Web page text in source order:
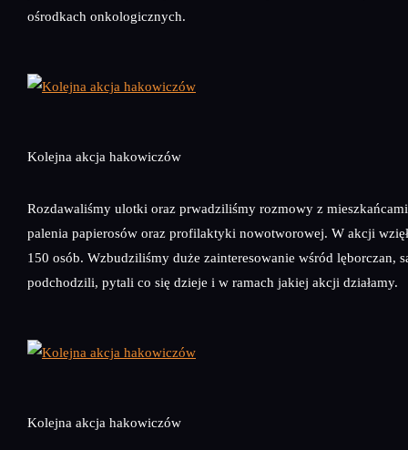
ośrodkach onkologicznych.
Kolejna akcja hakowiczów
Rozdawaliśmy ulotki oraz prwadziliśmy rozmowy z
palenia papierosów oraz profilaktyki nowotworowej. W akcji
150 osób. Wzbudziliśmy duże zainteresowanie wśród lęborczan,
podchodzili, pytali co się dzieje i w ramach jakiej akcji działamy.
Kolejna akcja hakowiczów